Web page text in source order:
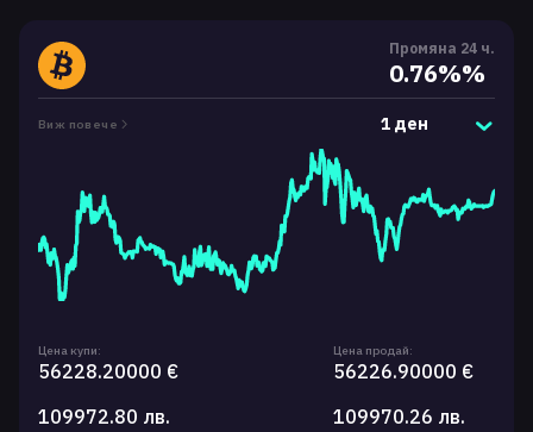
Промяна 24 ч.
0.76%%
Виж повече 1 ден
Цена купи:
56228.20000 €
109972.80 лв.
Цена продай:
56226.90000 €
109970.26 лв.